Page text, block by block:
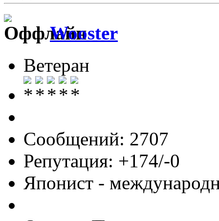
Wooster
Ветеран
Сообщений: 2707
Репутация: +174/-0
Японист -